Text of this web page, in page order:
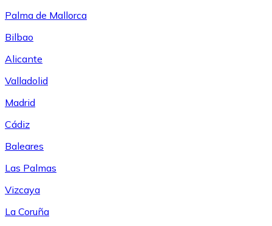
Palma de Mallorca
Bilbao
Alicante
Valladolid
Madrid
Cádiz
Baleares
Las Palmas
Vizcaya
La Coruña